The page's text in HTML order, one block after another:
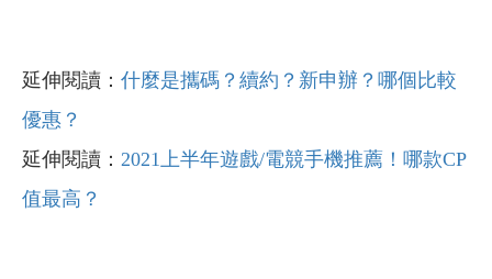
延伸閱讀： 什麼是攜碼？續約？新申辦？哪個比較
優惠？
延伸閱讀： 2021上半年遊戲/電競手機推薦！哪款CP
值最高？